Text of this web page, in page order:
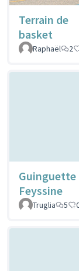
Terrain de
basket
Raphaël
2
Guinguette
Feyssine
Truglia
5